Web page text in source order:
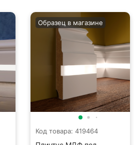
Код товара: 419464
Образец в магазине